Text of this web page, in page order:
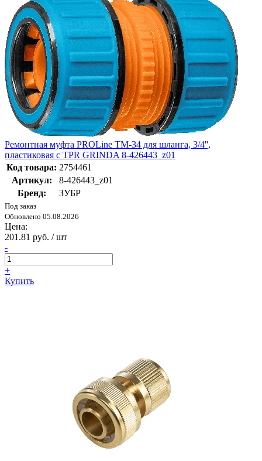
Ремонтная муфта PROLine TM-34 для шланга, 3/4'',
пластиковая с TPR GRINDA 8-426443_z01
Код товара: 2754461
Артикул:
8-426443_z01
Бренд:
ЗУБР
Под заказ
Обновлено 05.08.2026
Цена:
201.81 руб. / шт
-
+
Купить